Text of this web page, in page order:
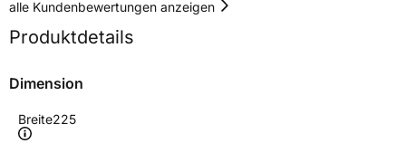
alle Kundenbewertungen anzeigen
Produktdetails
Dimension
Breite225